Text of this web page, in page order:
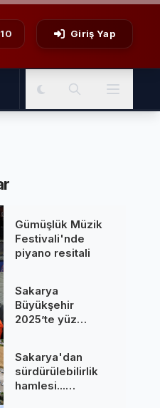
Giriş Yap
Gümüşlük Müzik
Festivali'nde
piyano resitali
Sakarya
Büyükşehir
2025’te yüz
çağrı cevaplandı
Sakarya'dan
sürdürülebilirlik
hamlesi...